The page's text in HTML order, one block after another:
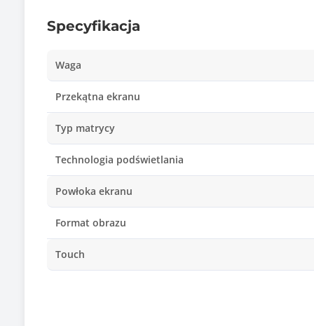
Specyfikacja
Waga
Przekątna ekranu
Typ matrycy
Technologia podświetlania
Powłoka ekranu
Format obrazu
Touch